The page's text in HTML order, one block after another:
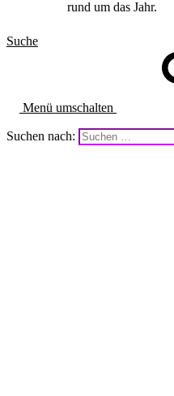
rund um das Jahr.
Suche
Menü umschalten
Suchen nach: